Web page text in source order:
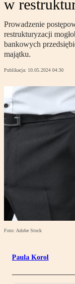
w
Prowadzenie
restrukturyzacji
bankowych
majątku.
Publikacja: 10.05.2024 04:30
Foto: Adobe Stock
Paula Korol